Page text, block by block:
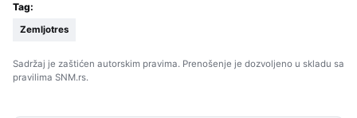
Tag:
Zemljotres
Sadržaj je zaštićen autorskim pravima. Prenošenje je dozvoljeno u skladu sa
pravilima SNM.rs.